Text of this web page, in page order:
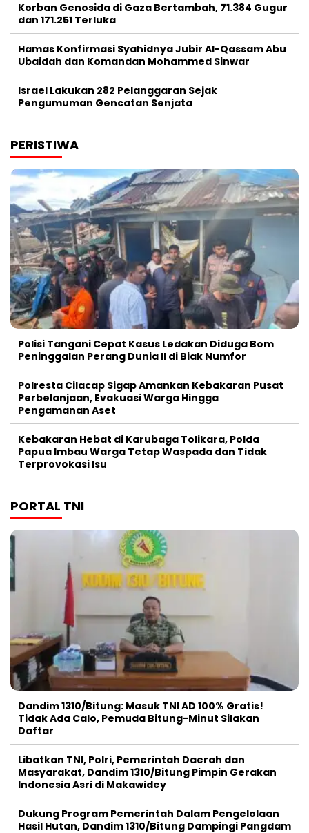
Korban Genosida di Gaza Bertambah, 71.384 Gugur
dan 171.251 Terluka
Hamas Konfirmasi Syahidnya Jubir Al-Qassam Abu
Ubaidah dan Komandan Mohammed Sinwar
Israel Lakukan 282 Pelanggaran Sejak
Pengumuman Gencatan Senjata
PERISTIWA
Polisi Tangani Cepat Kasus Ledakan Diduga Bom
Peninggalan Perang Dunia II di Biak Numfor
Polresta Cilacap Sigap Amankan Kebakaran Pusat
Perbelanjaan, Evakuasi Warga Hingga
Pengamanan Aset
Kebakaran Hebat di Karubaga Tolikara, Polda
Papua Imbau Warga Tetap Waspada dan Tidak
Terprovokasi Isu
PORTAL TNI
Dandim 1310/Bitung: Masuk TNI AD 100% Gratis!
Tidak Ada Calo, Pemuda Bitung-Minut Silakan
Daftar
Libatkan TNI, Polri, Pemerintah Daerah dan
Masyarakat, Dandim 1310/Bitung Pimpin Gerakan
Indonesia Asri di Makawidey
Dukung Program Pemerintah Dalam Pengelolaan
Hasil Hutan, Dandim 1310/Bitung Dampingi Pangdam